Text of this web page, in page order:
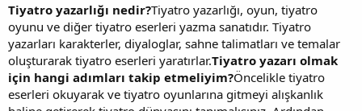
Tiyatro yazarlığı nedir?Tiyatro yazarlığı, oyun, tiyatro
oyunu ve diğer tiyatro eserleri yazma sanatıdır. Tiyatro
yazarları karakterler, diyaloglar, sahne talimatları ve temalar
oluşturarak tiyatro eserleri yaratırlar.Tiyatro yazarı olmak
için hangi adımları takip etmeliyim?Öncelikle tiyatro
eserleri okuyarak ve tiyatro oyunlarına gitmeyi alışkanlık